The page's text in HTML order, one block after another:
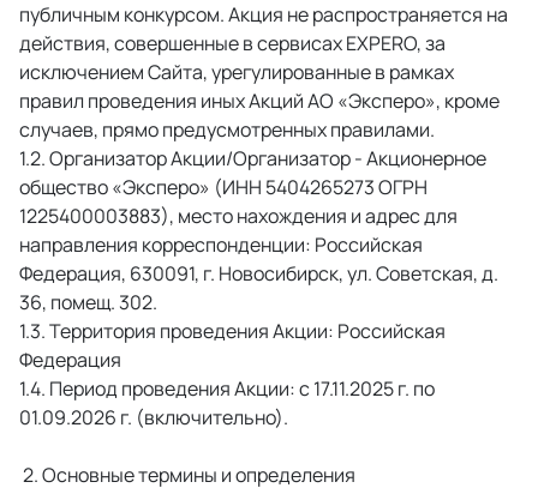
публичным конкурсом. Акция не распространяется на
действия, совершенные в сервисах EXPERO, за
исключением Сайта, урегулированные в рамках
правил проведения иных Акций АО «Эксперо», кроме
случаев, прямо предусмотренных правилами.
Организатор Акции/Организатор - Акционерное
общество «Эксперо» (ИНН 5404265273 ОГРН
1225400003883), место нахождения и адрес для
направления корреспонденции: Российская
Федерация, 630091, г. Новосибирск, ул. Советская, д.
36, помещ. 302.
Территория проведения Акции: Российская
Федерация
Период проведения Акции: с 17.11.2025 г. по
01.09.2026 г. (включительно).
2. Основные термины и определения